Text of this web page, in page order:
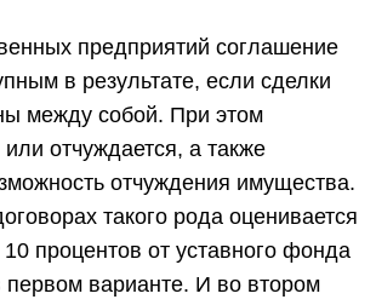
предприятий соглашение
в результате, если сделки
между собой. При этом
или отчуждается, а также
отчуждения имущества.
такого рода оценивается
процентов от уставного фонда
первом варианте. И во втором